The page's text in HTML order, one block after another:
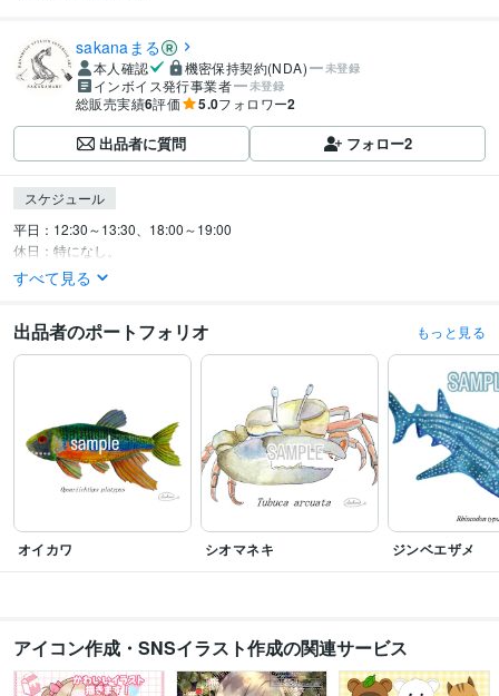
sakanaまる
本人確認 機密保持契約(NDA) 未登録
インボイス発行事業者 未登録
総販売実績6評価 5.0フォロワー2
出品者に質問 フォロー2
スケジュール
平日：12:30～13:30、18:00～19:00
休日：特になし。
すべて見る
出品者のポートフォリオ もっと見る
オイカワ シオマネキ ジンベエザメ
アイコン作成・SNSイラスト作成の関連サービス